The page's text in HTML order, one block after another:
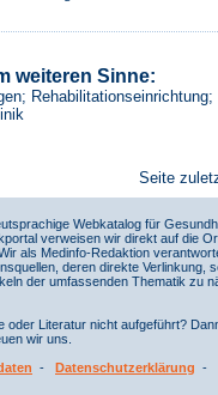
weiteren Sinne:
Seite
Webkatalog für
verweisen wir direkt auf die
als Medinfo-Redaktion
deren direkte
der umfassenden Thematik
oder Literatur nicht aufgeführt?
wir uns.
- Datenschutzerklärung -